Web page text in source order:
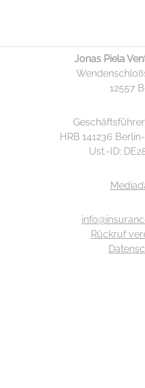
Jonas Piela
12557
HRB 141236
Ust.-ID:
Rückruf